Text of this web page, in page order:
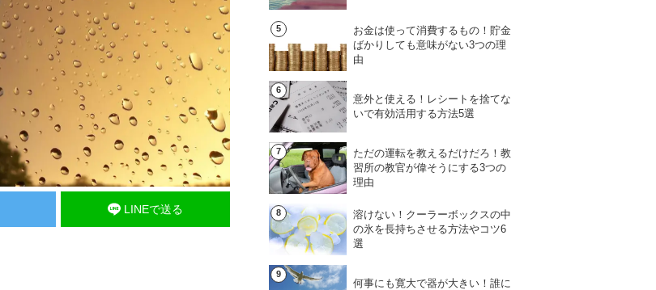
LINEで送る
お金は使って消費するもの！貯金
ばかりしても意味がない3つの理
由
意外と使える！レシートを捨てな
いで有効活用する方法5選
ただの運転を教えるだけだろ！教
習所の教官が偉そうにする3つの
理由
溶けない！クーラーボックスの中
の氷を長持ちさせる方法やコツ6
選
何事にも寛大で器が大きい！誰に